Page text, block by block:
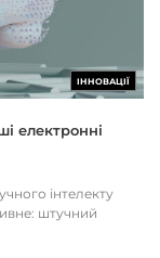
ІННОВАЦІЇ
електронні
інтелекту
штучний